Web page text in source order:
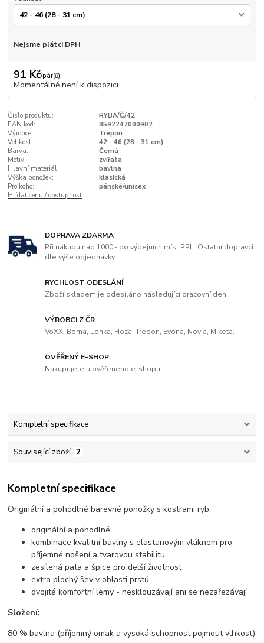
Nejsme plátci DPH
91 Kč/pár(ů)
Momentálně není k dispozici
Číslo produktu:
RYBA/Č/42
EAN kód:
8592247000902
Výrobce:
Trepon
Velikost:
42 - 46 (28 - 31 cm)
Barva:
Černá
Motiv:
zvířata
Hlavní materiál:
bavlna
Výška ponožek:
klasická
Pro koho:
pánské/unisex
Hlídat cenu / dostupnost
DOPRAVA ZDARMA
Při nákupu nad 1000,- do výdejních míst PPL. Ostatní dopravci
dle výše objednávky.
RYCHLOST ODESLÁNÍ
Zboží skladem je odesíláno následující pracovní den.
VÝROBCI Z ČR
VoXX, Boma, Lonka, Hoza, Trepon, Evona, Novia, Miketa.
OVĚŘENÝ E-SHOP
Nakupujete u ověřeného e-shopu.
Kompletní specifikace
Související zboží 2
Kompletní specifikace
Originální a pohodlné barevné ponožky s kostrami ryb.
originální a pohodlné
kombinace kvalitní bavlny s elastanovým vláknem pro
příjemné nošení a tvarovou stabilitu
zesílená pata a špice pro delší životnost
extra plochý šev v oblasti prstů
dvojité komfortní lemy - nesklouzávají ani se nezařezávají
Složení:
80 % bavlna (příjemný omak a vysoká schopnost pojmout vlhkost)